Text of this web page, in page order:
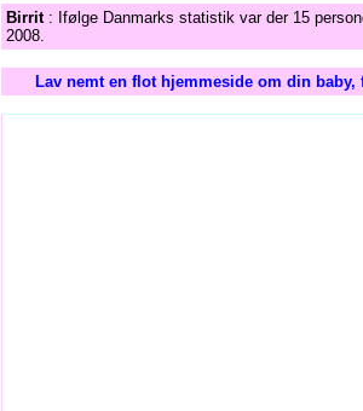
Birrit: Ifølge Danmarks statistik var der 15
2008.
Lav nemt en flot hjemmeside om din baby,